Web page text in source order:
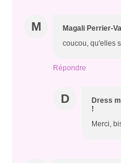
M Magali Perrier-
coucou, qu'elles
Répondre
D
Dress
!
Merci,